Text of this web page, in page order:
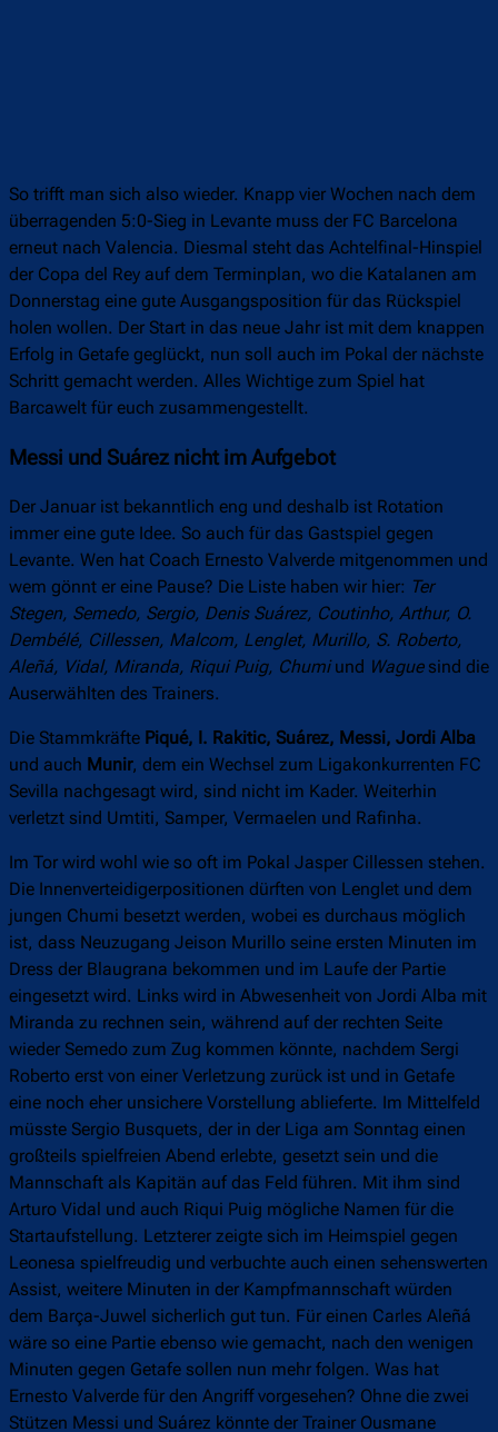
So trifft man sich also wieder. Knapp vier Wochen nach dem
überragenden 5:0-Sieg in Levante muss der FC Barcelona
erneut nach Valencia. Diesmal steht das Achtelfinal-Hinspiel
der Copa del Rey auf dem Terminplan, wo die Katalanen am
Donnerstag eine gute Ausgangsposition für das Rückspiel
holen wollen. Der Start in das neue Jahr ist mit dem knappen
Erfolg in Getafe geglückt, nun soll auch im Pokal der nächste
Schritt gemacht werden. Alles Wichtige zum Spiel hat
Barcawelt für euch zusammengestellt.
Messi und Suárez nicht im Aufgebot
Der Januar ist bekanntlich eng und deshalb ist Rotation
immer eine gute Idee. So auch für das Gastspiel gegen
Levante. Wen hat Coach Ernesto Valverde mitgenommen und
wem gönnt er eine Pause? Die Liste haben wir hier: Ter
Stegen, Semedo, Sergio, Denis Suárez, Coutinho, Arthur, O.
Dembélé, Cillessen, Malcom, Lenglet, Murillo, S. Roberto,
Aleñá, Vidal, Miranda, Riqui Puig, Chumiund Waguesind die
Auserwählten des Trainers.
Die Stammkräfte Piqué, I. Rakitic, Suárez, Messi, Jordi Alba
und auch Munir, dem ein Wechsel zum Ligakonkurrenten FC
Sevilla nachgesagt wird, sind nicht im Kader. Weiterhin
verletzt sind Umtiti, Samper, Vermaelen und Rafinha.
Im Tor wird wohl wie so oft im Pokal Jasper Cillessen stehen.
Die Innenverteidigerpositionen dürften von Lenglet und dem
jungen Chumi besetzt werden, wobei es durchaus möglich
ist, dass Neuzugang Jeison Murillo seine ersten Minuten im
Dress der Blaugrana bekommen und im Laufe der Partie
eingesetzt wird. Links wird in Abwesenheit von Jordi Alba mit
Miranda zu rechnen sein, während auf der rechten Seite
wieder Semedo zum Zug kommen könnte, nachdem Sergi
Roberto erst von einer Verletzung zurück ist und in Getafe
eine noch eher unsichere Vorstellung ablieferte. Im Mittelfeld
müsste Sergio Busquets, der in der Liga am Sonntag einen
großteils spielfreien Abend erlebte, gesetzt sein und die
Mannschaft als Kapitän auf das Feld führen. Mit ihm sind
Arturo Vidal und auch Riqui Puig mögliche Namen für die
Startaufstellung. Letzterer zeigte sich im Heimspiel gegen
Leonesa spielfreudig und verbuchte auch einen sehenswerten
Assist, weitere Minuten in der Kampfmannschaft würden
dem Barça-Juwel sicherlich gut tun. Für einen Carles Aleñá
wäre so eine Partie ebenso wie gemacht, nach den wenigen
Minuten gegen Getafe sollen nun mehr folgen. Was hat
Ernesto Valverde für den Angriff vorgesehen? Ohne die zwei
Stützen Messi und Suárez könnte der Trainer Ousmane